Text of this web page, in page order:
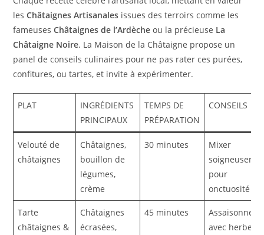
lesChâtaignes Artisanales issues des terroirs comme les
fameusesChâtaignes de l’Ardèche ou la précieuse La
Châtaigne Noire. La Maison de la Châtaigne propose un
panel de conseils culinaires pour ne pas rater ces purées,
confitures, ou tartes, et invite à expérimenter.
PLAT
INGRÉDIENTS
PRINCIPAUX
TEMPS DE
PRÉPARATION
CONSEILS
Velouté de
châtaignes
Châtaignes,
bouillon de
légumes,
crème
30 minutes
Mixer
pour
onctuosité
Tarte
châtaignes &
Châtaignes
écrasées,
45 minutes
Assaisonner
avec herbes